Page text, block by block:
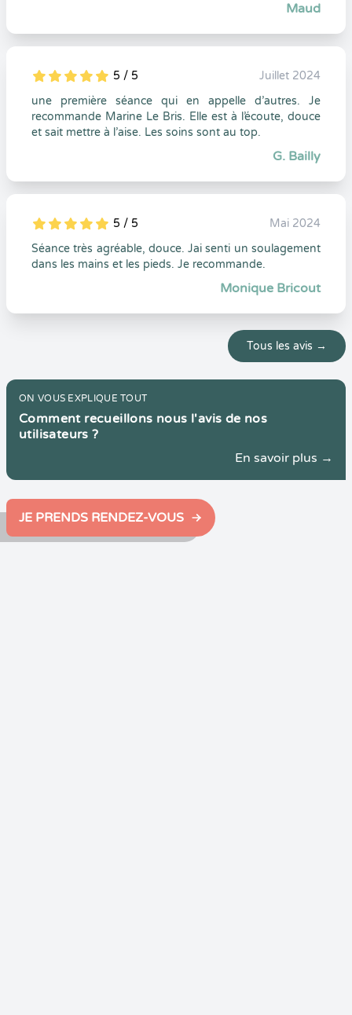
Maud
5
1
5
0 5 / 5
Juillet 2024
une première séance qui en appelle d’autres. Je
recommande Marine Le Bris. Elle est à l’écoute, douce
et sait mettre à l’aise. Les soins sont au top.
G. Bailly
5
1
5
0 5 / 5
Mai 2024
Séance très agréable, douce. Jai senti un soulagement
dans les mains et les pieds. Je recommande.
Monique Bricout
Tous les avis →
ON VOUS EXPLIQUE TOUT
Comment recueillons nous l'avis de nos
utilisateurs ?
En savoir plus →
JE PRENDS RENDEZ-VOUS